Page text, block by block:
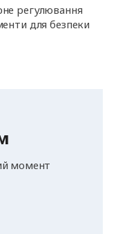
регулювання
для безпеки
момент